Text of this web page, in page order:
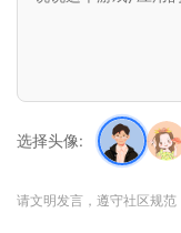
选择头像:
请文明发言，遵守社区规范